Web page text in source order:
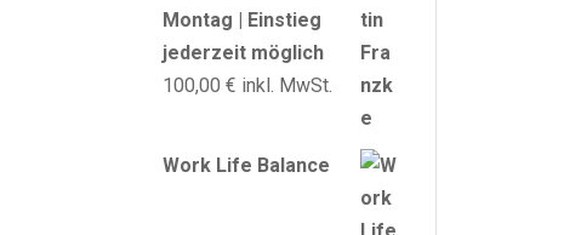
Montag | Einstieg
jederzeit möglich
100,00€ inkl. MwSt.
Work Life Balance